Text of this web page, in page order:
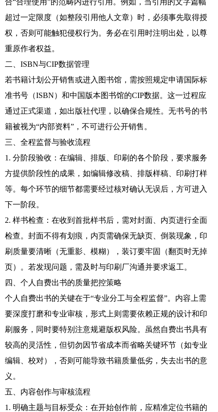
合“合理使用”的范畴内进行引用。例如，当引用的文字篇幅
超过一定限度（如整段引用他人文章）时，必须事先取得授
权，否则可能触犯侵权行为。务必在引用时注明出处，以尊
重原作者权益。
二、ISBN与CIP数据管理
若书籍计划公开销售或进入图书馆，需按照规定申请国际标
准书号（ISBN）和中国版本图书馆的CIP数据。这一过程应
通过正式渠道，如出版社代理，以确保合规性。无书号的书
籍被视为“内部资料”，不可进行公开销售。
三、全程监督与验收流程
1. 分阶段验收：在编辑、排版、印刷的各个阶段，要求服务
方提供阶段性的成果，如编辑修改稿、排版样稿、印刷打样
等。每个环节的细节都需要经过核对确认无误后，方可进入
下一阶段。
2. 样书检查：在收到首批样书后，需对封面、内页进行全面
检查。封面不得有划痕，内页需确保无缺页、倒装现象，印
刷质量要清晰（无重影、模糊），装订要牢固（翻页时无掉
页）。若发现问题，需及时与印刷厂沟通并要求返工。
四、个人自费出书的质量把控策略
个人自费出书的关键在于“专业分工与全程监督”。内容上需
要深度打磨和专业审核，形式上则需要依赖正规的设计和印
刷服务，同时要特别注意规避版权风险。虽然自费出书具有
较高的灵活性，但切勿因节省成本而省略关键环节（如专业
编辑、校对），否则可能导致书籍质量低劣，失去出书的意
义。
五、内容创作与审核流程
1. 明确主题与目标受众：在开始创作前，应精准定位书籍的